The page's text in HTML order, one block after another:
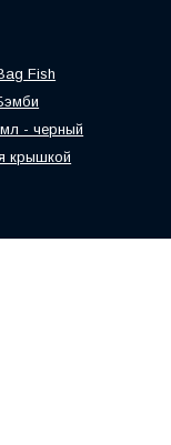
Fish
- черный
крышкой